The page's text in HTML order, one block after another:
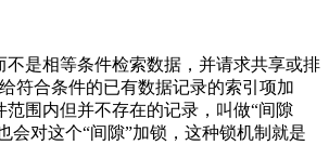
不是相等条件检索数据，并请求共享或排
符合条件的已有数据记录的索引项加
范围内但并不存在的记录，叫做“间隙
会对这个“间隙”加锁，这种锁机制就是